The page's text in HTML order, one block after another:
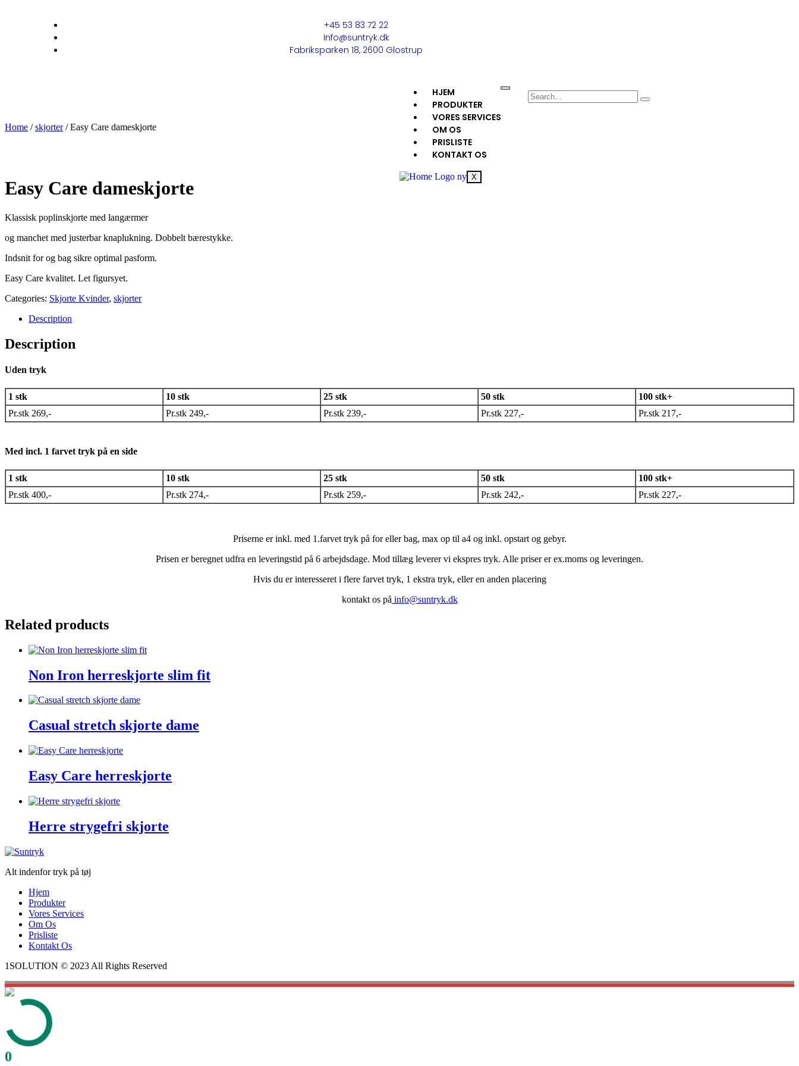
+45 53 83 72 22
Info@suntryk.dk
Fabriksparken 18, 2600 Glostrup
HJEM
PRODUKTER
VORES SERVICES
OM OS
PRISLISTE
KONTAKT OS
X
Home /skjorter/ Easy Care dameskjorte
Easy Care dameskjorte
Klassisk poplinskjorte med langærmer
og manchet med justerbar knaplukning. Dobbelt bærestykke.
Indsnit for og bag sikre optimal pasform.
Easy Care kvalitet. Let figursyet.
Categories: Skjorte Kvinder, skjorter
Description
Description
Uden tryk
1 stk 10 stk 25 stk 50 stk
100 stk+
Pr.stk 269,-
Pr.stk 249,- Pr.stk 239,- Pr.stk 227,- Pr.stk 217,-
Med incl. 1 farvet tryk på en side
1 stk 10 stk 25 stk 50 stk
100 stk+
Pr.stk 400,-
Pr.stk 274,- Pr.stk 259,- Pr.stk 242,- Pr.stk 227,-
Priserne er inkl. med 1.farvet tryk på for eller bag, max op til a4 og inkl. opstart og gebyr.
Prisen er beregnet udfra en leveringstid på 6 arbejdsdage. Mod tillæg leverer vi ekspres tryk. Alle priser er ex.moms og leveringen.
Hvis du er interesseret i flere farvet tryk, 1 ekstra tryk, eller en anden placering
kontakt os på info@suntryk.dk
Related products
Non Iron herreskjorte slim fit
Casual stretch skjorte dame
Easy Care herreskjorte
Herre strygefri skjorte
Alt indenfor tryk på tøj
Hjem
Produkter
Vores Services
Om Os
Prisliste
Kontakt Os
1SOLUTION © 2023 All Rights Reserved
0